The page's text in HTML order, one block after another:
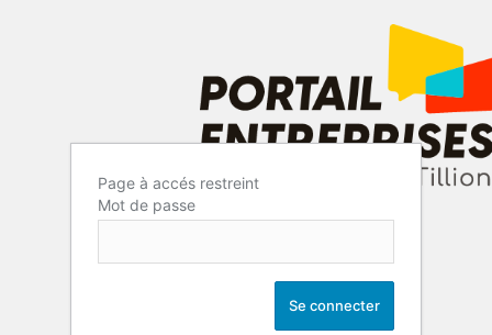
Page à accés restreint
Mot de passe